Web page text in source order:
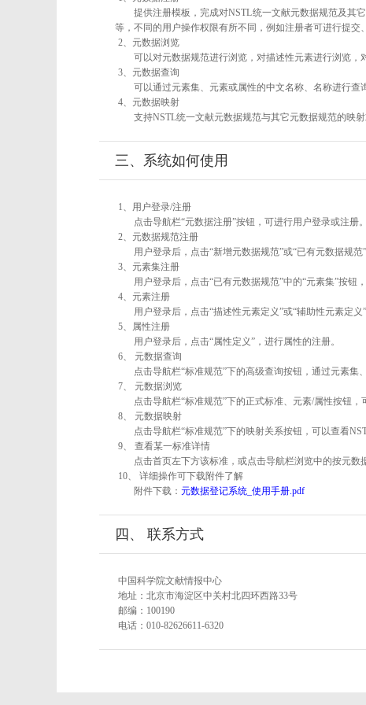
提供注册模板，完成对NSTL统一文献元数据规范及其
等，不同的用户操作权限有所不同，例如注册者可进行提交
2、元数据浏览
可以对元数据规范进行浏览，对描述性元素进行浏览，
3、元数据查询
可以通过元素集、元素或属性的中文名称、名称进行查
4、元数据映射
支持NSTL统一文献元数据规范与其它元数据规范的映
三、系统如何使用
1、用户登录/注册
点击导航栏“元数据注册”按钮，可进行用户登录或注册
2、元数据规范注册
用户登录后，点击“新增元数据规范”或“已有元数据规范
3、元素集注册
用户登录后，点击“已有元数据规范”中的“元素集”按钮
4、元素注册
用户登录后，点击“描述性元素定义”或“辅助性元素定义
5、属性注册
用户登录后，点击“属性定义”，进行属性的注册。
6、 元数据查询
点击导航栏“标准规范”下的高级查询按钮，通过元素集
7、 元数据浏览
点击导航栏“标准规范”下的正式标准、元素/属性按钮
8、 元数据映射
点击导航栏“标准规范”下的映射关系按钮，可以查看
9、 查看某一标准详情
点击首页左下方该标准，或点击导航栏浏览中的按元
10、 详细操作可下载附件了解
附件下载： 元数据登记系统_使用手册.pdf
四、 联系方式
中国科学院文献情报中心
地址：北京市海淀区中关村北四环西路33号
邮编：100190
电话：010-82626611-6320